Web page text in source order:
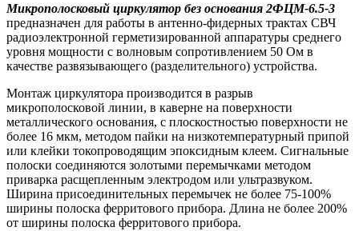
Микрополосковый циркулятор без основания 2ФЦМ-6.5-3
предназначен для работы в антенно-фидерных трактах СВЧ
радиоэлектронной герметизированной аппаратуры среднего
уровня мощности с волновым сопротивлением 50 Ом в
качестве развязывающего (разделительного) устройства.
Монтаж циркулятора производится в разрыв
микрополосковой линии, в каверне на поверхности
металлического основания, с плоскостностью поверхности не
более 16 мкм, методом пайки на низкотемпературный припой
или клейки токопроводящим эпоксидным клеем. Сигнальные
полоски соединяются золотыми перемычками методом
приварка расщепленным электродом или ультразвуком.
Ширина присоединительных перемычек не более 75-100%
ширины полоска ферритового прибора. Длина не более 200%
от ширины полоска ферритового прибора.